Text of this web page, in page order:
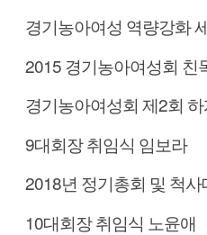
경기농아여성 역량강화
2015 경기농아여성회 친
경기농아여성회 제2회
9대회장 취임식 임보라
2018년 정기총회 및 척사
10대회장 취임식 노윤애